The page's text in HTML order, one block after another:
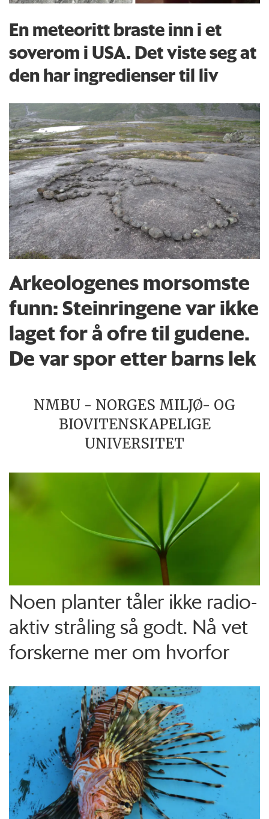
En meteoritt braste inn i et
soverom i USA. Det viste seg at
den har ingredienser til liv
Arkeologenes morsomste
funn: Steinringene var ikke
laget for å ofre til gudene.
De var spor etter barns lek
NMBU - NORGES MILJØ- OG
BIOVITENSKAPELIGE
UNIVERSITET
Noen planter tåler ikke radio­
aktiv stråling så godt. Nå vet
forskerne mer om hvorfor